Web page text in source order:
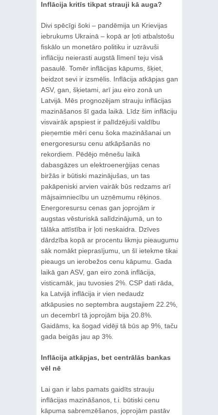
Inflācija kritīs tikpat strauji kā auga?
Divi spēcīgi šoki – pandēmija un Krievijas
iebrukums Ukrainā – kopā ar ļoti atbalstošu
fiskālo un monetāro politiku ir uzrāvuši
inflāciju neierasti augstā līmenī teju visā
pasaulē. Tomēr inflācijas kāpums, šķiet,
beidzot sevi ir izsmēlis. Inflācija atkāpjas gan
ASV, gan, šķietami, arī jau eiro zonā un
Latvijā. Mēs prognozējam strauju inflācijas
mazināšanos šī gada laikā. Līdz šim inflāciju
visvairāk apspiest ir palīdzējuši valdību
pieņemtie mēri cenu šoka mazināšanai un
energoresursu cenu atkāpšanās no
rekordiem. Pēdējo mēnešu laikā
dabasgāzes un elektroenerģijas cenas
biržās ir būtiski mazinājušas, un tas
pakāpeniski arvien vairāk būs redzams arī
mājsaimniecību un uzņēmumu rēķinos.
Energoresursu cenas gan joprojām ir
augstas vēsturiskā salīdzinājumā, un to
tālāka attīstība ir ļoti neskaidra. Dzīves
dārdzība kopā ar procentu likmju pieaugumu
sāk nomākt pieprasījumu, un šī ietekme tikai
pieaugs un ierobežos cenu kāpumu. Gada
laikā gan ASV, gan eiro zonā inflācija,
visticamāk, jau tuvosies 2%. CSP dati rāda,
ka Latvijā inflācija ir vien nedaudz
atkāpusies no septembra augstajiem 22.2%,
un decembrī tā joprojām bija 20.8%.
Gaidāms, ka šogad vidēji tā būs ap 9%, taču
gada beigās jau ap 3%.
Inflācija atkāpjas, bet centrālās bankas
vēl nē
Lai gan ir labs pamats gaidīts strauju
inflācijas mazināšanos, t.i. būtiski cenu
kāpuma sabremzēšanos, joprojām pastāv